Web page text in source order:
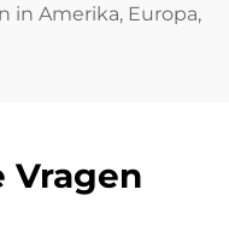
in Amerika, Europa,
Vragen